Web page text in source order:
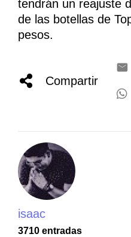
tendrán un reajuste
de las botellas de
pesos.
Compartir
isaac
3710 entradas